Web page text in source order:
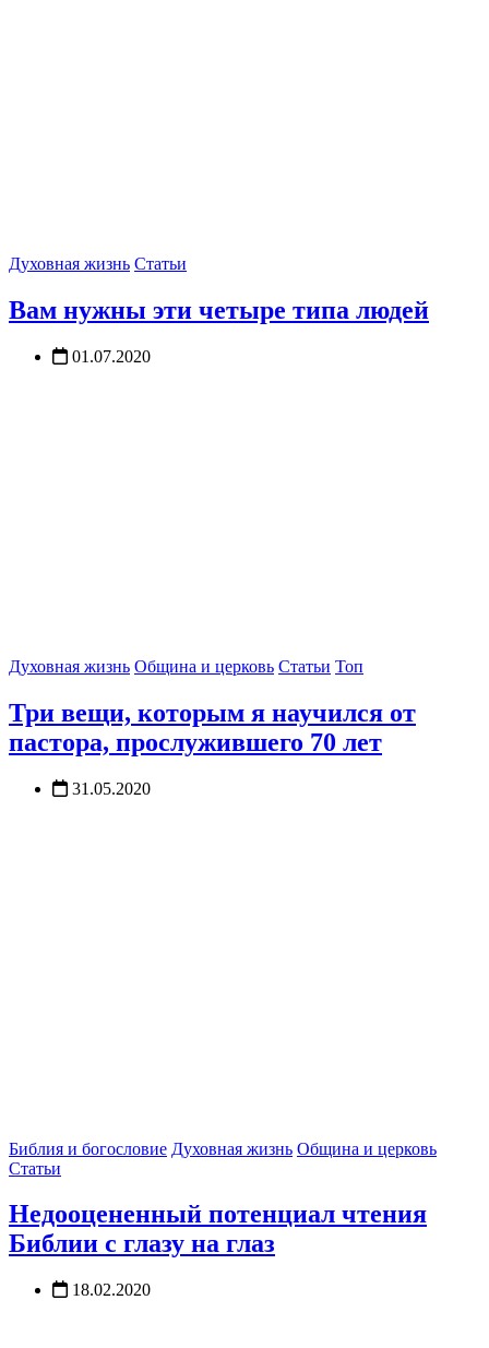
Духовная жизнь Статьи
Вам нужны эти четыре типа людей
01.07.2020
Духовная жизнь Община и церковь Статьи Топ
Три вещи, которым я научился от
пастора, прослужившего 70 лет
31.05.2020
Библия и богословие Духовная жизнь Община и церковь
Статьи
Недооцененный потенциал чтения
Библии с глазу на глаз
18.02.2020